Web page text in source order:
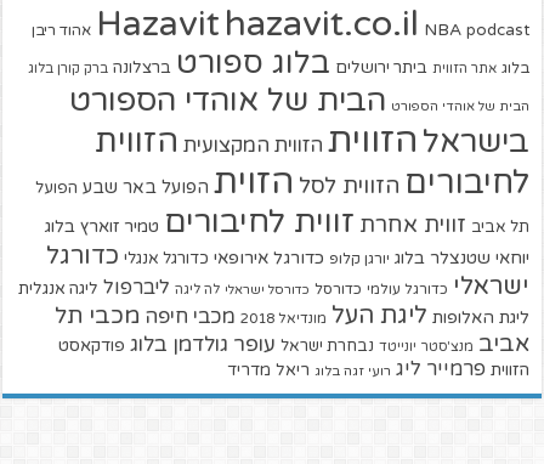
Hazavit hazavit.co.il NBA podcast אהוד ריבן
בלוג אתר הזווית ביתר ירושלים בלוג ספורט ברצלונה ברק קורן בלוג
הבית של אוהדי הספורט הבית של אוהדי הספורט
בישראל הזווית הזווית המקצועית הזווית
לחיבורים הזווית לסל הזוית הפועל באר שבע הפועל
תל אביב זווית אחרת זווית לחיבורים טמיר זוארץ בלוג
יוחאי שטנצלר בלוג יורגן קלופ כדורגל אירופאי כדורגל אנגלי כדורגל
ישראלי כדורגל עולמי כדורסל כדורסל ישראלי לה ליגה ליברפול ליגה אנגלית
ליגת האלופות ליגת העל מונדיאל 2018 מכבי חיפה מכבי תל
אביב מנצ'סטר יונייטד נבחרת ישראל עופר גולדמן בלוג פודקאסט
הזווית פרמייר ליג רועי זגה בלוג ריאל מדריד